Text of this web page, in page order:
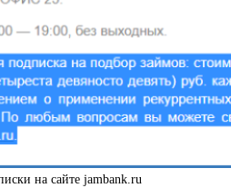
на сайте jambank.ru